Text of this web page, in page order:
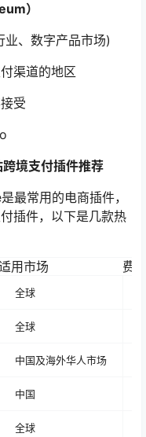
）
业、数字产品市场)
渠道的地区
受
境支付插件推荐
最常用的电商插件，
插件，以下是几款热
用市场 费
全球
全球
中国及海外华人市场
中国
全球